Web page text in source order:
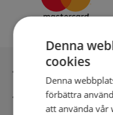
Säker betalning
Denna
cookies
Denna
förbättra
att använda vår